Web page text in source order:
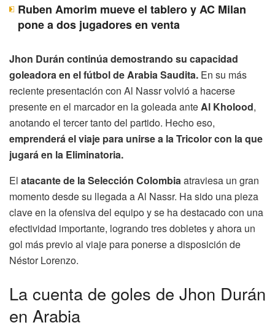
Ruben Amorim mueve el tablero y AC Milan
pone a dos jugadores en venta
Jhon Durán continúa demostrando su capacidad
goleadora en el fútbol de Arabia Saudita. En su más
reciente presentación con Al Nassr volvió a hacerse
presente en el marcador en la goleada anteAl Kholood,
anotando el tercer tanto del partido. Hecho eso,
emprenderá el viaje para unirse a la Tricolor con la que
jugará en la Eliminatoria.
El atacante de la Selección Colombiaatraviesa un gran
momento desde su llegada a Al Nassr. Ha sido una pieza
clave en la ofensiva del equipo y se ha destacado con una
efectividad importante, logrando tres dobletes y ahora un
gol más previo al viaje para ponerse a disposición de
Néstor Lorenzo.
La cuenta de goles de Jhon Durán
en Arabia